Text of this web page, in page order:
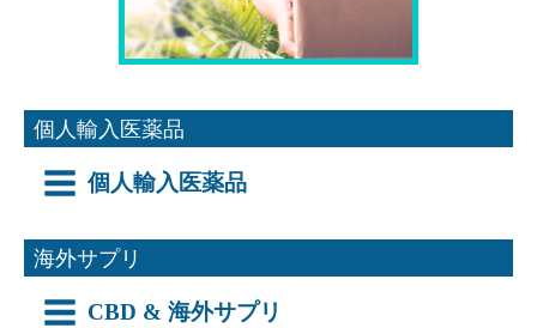
個人輸入医薬品
個人輸入医薬品
海外サプリ
CBD & 海外サプリ